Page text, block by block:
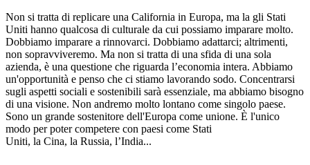
Non si tratta di replicare una California in Europa, ma la gli Stati
Uniti hanno qualcosa di culturale da cui possiamo imparare molto.
Dobbiamo imparare a rinnovarci. Dobbiamo adattarci; altrimenti,
non sopravviveremo. Ma non si tratta di una sfida di una sola
azienda, è una questione che riguarda l’economia intera. Abbiamo
un'opportunità e penso che ci stiamo lavorando sodo. Concentrarsi
sugli aspetti sociali e sostenibili sarà essenziale, ma abbiamo bisogno
di una visione. Non andremo molto lontano come singolo paese.
Sono un grande sostenitore dell'Europa come unione. È l'unico
modo per poter competere con paesi come Stati
Uniti, la Cina, la Russia, l’India...